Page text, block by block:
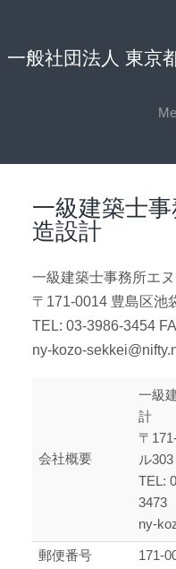
一般社団法人 東京
一級建築士
造設計
一級建築士事務所エ
〒171-0014 豊島区池
TEL: 03-3986-3454
ny-kozo-
会社概要
一級
計
〒
ル303
TEL:
3473
ny-
郵便番号 171-